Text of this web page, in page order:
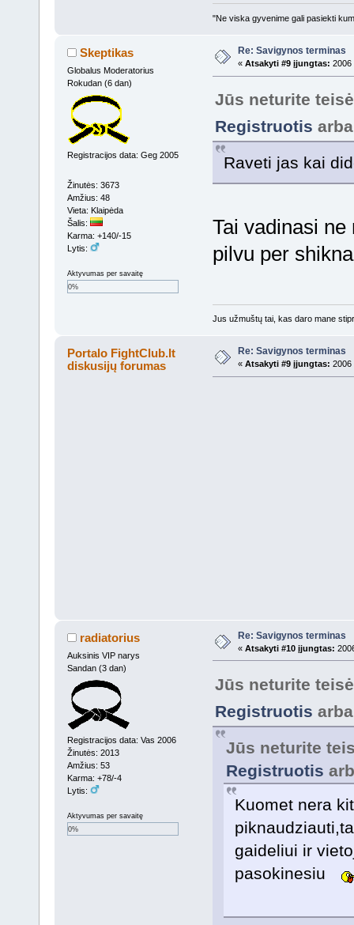
"Ne viska gyvenime gali pasiekti
Skeptikas
Globalus Moderatorius
Rokudan (6 dan)
Registracijos data: Geg 2005
Žinutės: 3673
Amžius: 48
Vieta: Klaipėda
Šalis:
Karma: +140/-15
Lytis:
Aktyvumas per savaitę
0%
Re: Savigynos terminas
« Atsakyti #9 įjungtas: 2006
Jūs neturite
Registruotis
Raveti jas kai
Tai vadinasi
pilvu per
Jus užmuštų tai, kas daro mane
Portalo FightClub.lt
diskusijų forumas
Re: Savigynos terminas
« Atsakyti #9 įjungtas: 2006
radiatorius
Auksinis VIP narys
Sandan (3 dan)
Registracijos data: Vas 2006
Žinutės: 2013
Amžius: 53
Karma: +78/-4
Lytis:
Aktyvumas per savaitę
0%
Re: Savigynos terminas
« Atsakyti #10 įjungtas:
Jūs neturite
Registruotis
Jūs neturite
Registruotis
Kuomet nera
gaideliui ir
pasokinesiu